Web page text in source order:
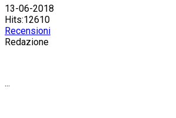
13-06-2018
Hits:12610
Recensioni
Redazione
...